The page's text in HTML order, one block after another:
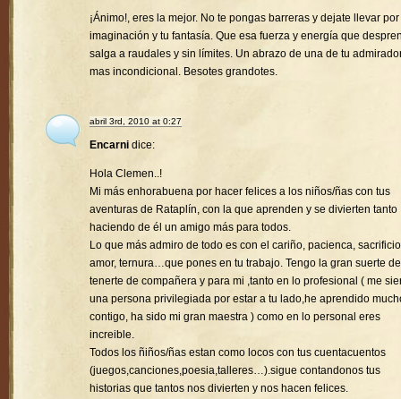
¡Ánimo!, eres la mejor. No te pongas barreras y dejate llevar por
imaginación y tu fantasía. Que esa fuerza y energía que
salga a raudales y sin límites. Un abrazo de una de tu
mas incondicional. Besotes grandotes.
abril 3rd, 2010 at 0:27
Encarni dice:
Hola Clemen..!
Mi más enhorabuena por hacer felices a los niños/ñas con tus
aventuras de Rataplín, con la que aprenden y se divierten tanto
haciendo de él un amigo más para todos.
Lo que más admiro de todo es con el cariño, pacienca,
amor, ternura…que pones en tu trabajo. Tengo la gran suerte de
tenerte de compañera y para mi ,tanto en lo profesional ( me
una persona privilegiada por estar a tu lado,he aprendido
contigo, ha sido mi gran maestra ) como en lo personal eres
increible.
Todos los ñiños/ñas estan como locos con tus cuentacuentos
(juegos,canciones,poesia,talleres…).sigue contandonos tus
historias que tantos nos divierten y nos hacen felices.